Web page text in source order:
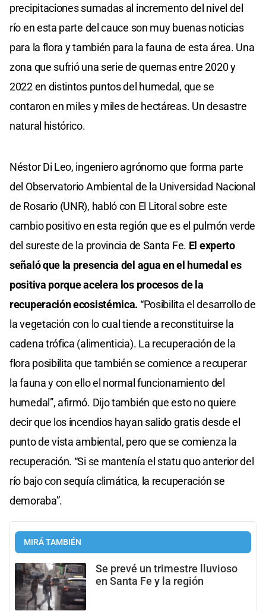
precipitaciones sumadas al incremento del nivel del
río en esta parte del cauce son muy buenas noticias
para la flora y también para la fauna de esta área. Una
zona que sufrió una serie de quemas entre 2020 y
2022 en distintos puntos del humedal, que se
contaron en miles y miles de hectáreas. Un desastre
natural histórico.
Néstor Di Leo, ingeniero agrónomo que forma parte
del Observatorio Ambiental de la Universidad Nacional
de Rosario (UNR), habló con El Litoral sobre este
cambio positivo en esta región que es el pulmón verde
del sureste de la provincia de Santa Fe. El experto
señaló que la presencia del agua en el humedal es
positiva porque acelera los procesos de la
recuperación ecosistémica. “Posibilita el desarrollo de
la vegetación con lo cual tiende a reconstituirse la
cadena trófica (alimenticia). La recuperación de la
flora posibilita que también se comience a recuperar
la fauna y con ello el normal funcionamiento del
humedal”, afirmó. Dijo también que esto no quiere
decir que los incendios hayan salido gratis desde el
punto de vista ambiental, pero que se comienza la
recuperación. “Si se mantenía el statu quo anterior del
río bajo con sequía climática, la recuperación se
demoraba”.
MIRÁ TAMBIÉN
Se prevé un trimestre lluvioso
en Santa Fe y la región